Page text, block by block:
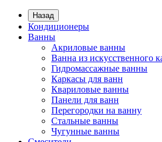
Назад
Кондиционеры
Ванны
Акриловые ванны
Ванна из искусственного
Гидромассажные ванны
Каркасы для ванн
Квариловые ванны
Панели для ванн
Перегородки на ванну
Стальные ванны
Чугунные ванны